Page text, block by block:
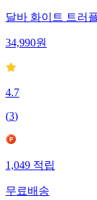
달바 화이트 트러
34,990원
4.7
(3)
1,049 적립
무료배송